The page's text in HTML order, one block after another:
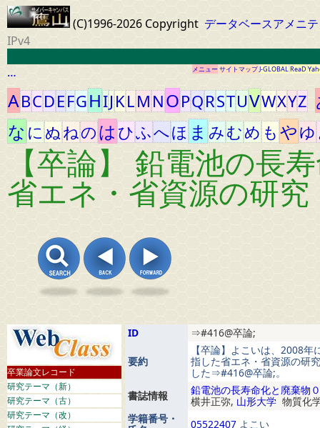
(C)1996-2026 Copyright データベースアメニ
IPv4
…
メニューサイトマップJ-GLOBALReaD
ABCDEFGHIJ KLM NOPQRSTUVWXYZ
な に ぬ ねのは ひふへほ ま みむめ も やゆ
【卒論】 鉛電池の長
省エネ・省資源の研究
卒業論文レコード
研究テーマ（新）
研究テーマ（古）
研究テーマ（改）
ID ⇒#416@卒論;
要約
【卒論】よこいは、2008
指した省エネ・省資源の研
した⇒#416@卒論;。
書誌情報
鉛電池の長寿命化と廃棄物
横井正弥, 山形大学 物質化
学籍番号・
05522407 よこい